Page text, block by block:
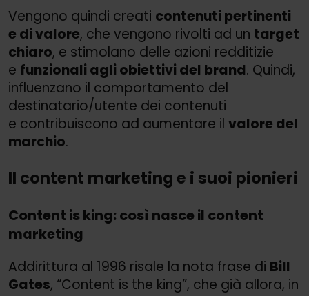
Vengono quindi creati contenuti pertinenti
e di valore, che vengono rivolti ad un target
chiaro, e stimolano delle azioni redditizie
e funzionali agli obiettivi del brand. Quindi,
influenzano il comportamento del
destinatario/utente dei contenuti
e contribuiscono ad aumentare il valore del
marchio.
Il content marketing e i suoi pionieri
Content is king: così nasce il content
marketing
Addirittura al 1996 risale la nota frase di Bill
Gates, “Content is the king”, che già allora, in